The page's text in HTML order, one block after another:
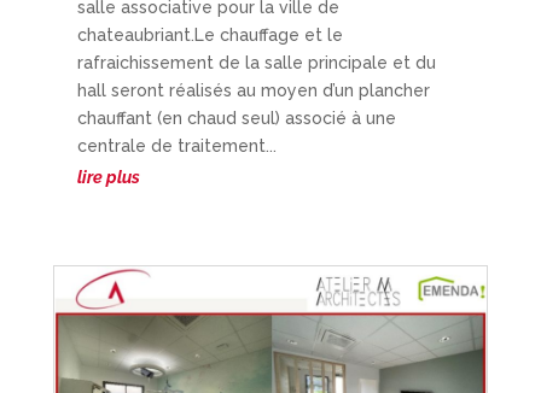
salle associative pour la ville de
chateaubriant.Le chauffage et le
rafraichissement de la salle principale et du
hall seront réalisés au moyen d’un plancher
chauffant (en chaud seul) associé à une
centrale de traitement...
lire plus